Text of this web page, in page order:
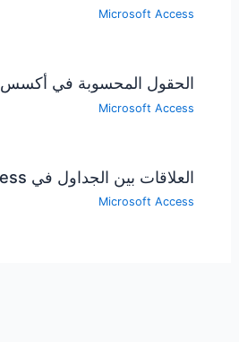
Microsoft Access
الحقول المحسوبة في أكسس Access
Microsoft Access
العلاقات بين الجداول في Access
Microsoft Access